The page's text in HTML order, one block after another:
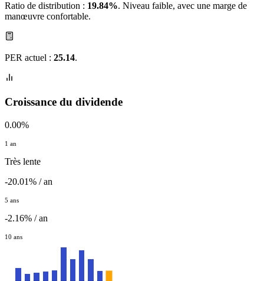
Ratio de distribution : 19.84%. Niveau faible, avec une marge de
manœuvre confortable.
PER actuel : 25.14.
Croissance du dividende
0.00%
1 an
Très lente
-20.01% / an
5 ans
-2.16% / an
10 ans